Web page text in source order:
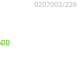
0207002/226